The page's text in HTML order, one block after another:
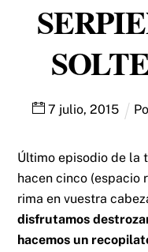
7 julio, 2015
Último episodio de la
hacen cinco (espacio
rima en vuestra
disfrutamos
hacemos un